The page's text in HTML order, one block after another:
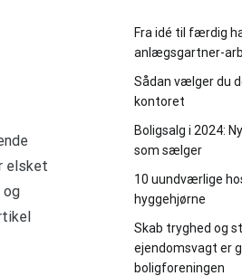
elsket
og
Fra idé til færdig
anlægsgartner-
Sådan vælger du
kontoret
Boligsalg i 2024:
som sælger
10 uundværlige
hyggehjørne
Skab tryghed og
ejendomsvagt er
boligforeningen